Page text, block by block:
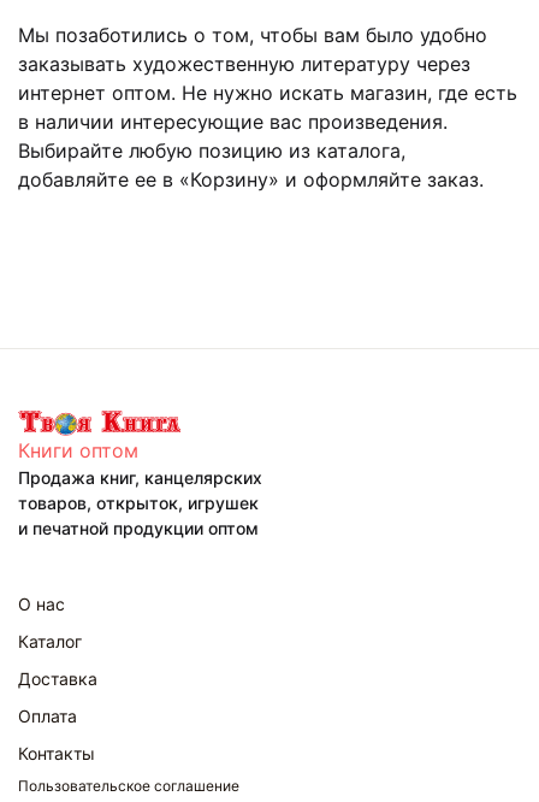
Мы позаботились о том, чтобы вам было удобно
заказывать художественную литературу через
интернет оптом. Не нужно искать магазин, где есть
в наличии интересующие вас произведения.
Выбирайте любую позицию из каталога,
добавляйте ее в «Корзину» и оформляйте заказ.
Книги оптом
Продажа книг, канцелярских
товаров, открыток, игрушек
и печатной продукции оптом
О нас
Каталог
Доставка
Оплата
Контакты
Пользовательское соглашение